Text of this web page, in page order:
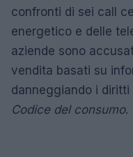
confronti di sei call
energetico e delle
aziende sono
vendita basati su
danneggiando i
Codice del consumo.